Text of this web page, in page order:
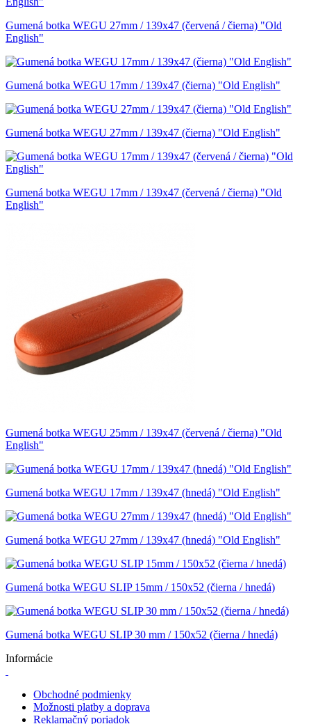
Gumená botka WEGU 27mm / 139x47 (červená / čierna) "Old
English"
Gumená botka WEGU 17mm / 139x47 (čierna) "Old English"
Gumená botka WEGU 27mm / 139x47 (čierna) "Old English"
Gumená botka WEGU 17mm / 139x47 (červená / čierna) "Old
English"
Gumená botka WEGU 25mm / 139x47 (červená / čierna) "Old
English"
Gumená botka WEGU 17mm / 139x47 (hnedá) "Old English"
Gumená botka WEGU 27mm / 139x47 (hnedá) "Old English"
Gumená botka WEGU SLIP 15mm / 150x52 (čierna / hnedá)
Gumená botka WEGU SLIP 30 mm / 150x52 (čierna / hnedá)
Informácie
Obchodné podmienky
Možnosti platby a doprava
Reklamačný poriadok